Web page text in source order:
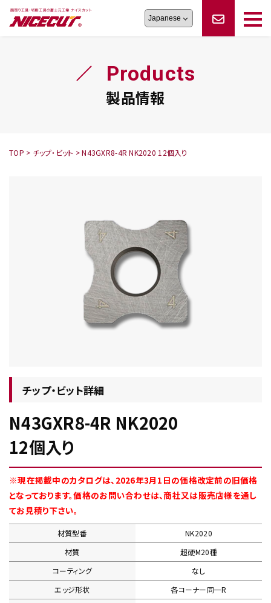
旋盤工具シリーズ
シリーズ
生産終了品
オーダー品依頼
フェイス・ショルダーシリーズかんたんオーダー
トラブルシューティング
ロックピンの逆ジメに注意
Products
製品情報
TOP > チップ・ビット >N43GXR8-4R NK2020 12個入り
チップ・ビット詳細
N43GXR8-4R NK2020
12個入り
※現在掲載中のカタログは、2026年3月1日の価格改定前の旧価格
となっております。価格のお問い合わせは、商社又は販売店様を通し
てお見積り下さい。
材質型番
NK2020
材質
超硬M20種
コーティング
なし
エッジ形状
各コーナー同一R